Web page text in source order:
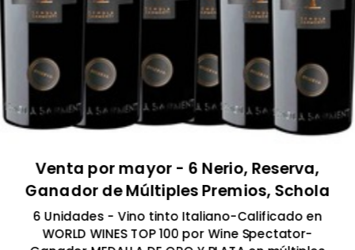
Venta por mayor - 6 Nerio, Reserva,
Ganador de Múltiples Premios, Schola
Sarmenti, Nardó DOC Reserva, Italia 750
ml
6 Unidades - Vino tinto Italiano-Calificado en
WORLD WINES TOP 100 por Wine Spectator-